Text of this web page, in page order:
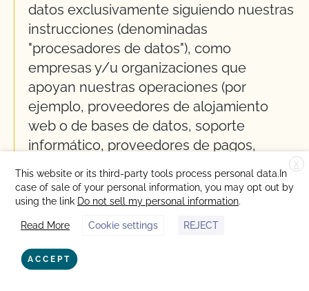
datos exclusivamente siguiendo nuestras
instrucciones (denominadas
"procesadores de datos"), como
empresas y/u organizaciones que
apoyan nuestras operaciones (por
ejemplo, proveedores de alojamiento
web o de bases de datos, soporte
informático, proveedores de pagos,
organizadores de eventos, agencias que
utilizamos para realizar comprobaciones
de fraude o proveedores de servicios de
gestión de correo), así como a
abogados, aseguradoras, auditores o
X
This website or its third-party tools process personal data.In
case of sale of your personal information, you may opt out by
using the link Do not sell my personal information.
Read More Cookie settings REJECT
ACCEPT